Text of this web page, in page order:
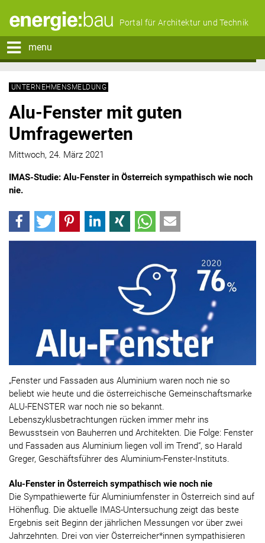
Portal für Architektur und Technik
menu
UNTERNEHMENSMELDUNG
Alu-Fenster mit guten
Umfragewerten
Mittwoch, 24. März 2021
IMAS-Studie: Alu-Fenster in Österreich sympathisch wie noch
nie.
„Fenster und Fassaden aus Aluminium waren noch nie so
beliebt wie heute und die österreichische Gemeinschaftsmarke
ALU-FENSTER war noch nie so bekannt.
Lebenszyklusbetrachtungen rücken immer mehr ins
Bewusstsein von Bauherren und Architekten. Die Folge: Fenster
und Fassaden aus Aluminium liegen voll im Trend“, so Harald
Greger, Geschäftsführer des Aluminium-Fenster-Instituts.
Alu-Fenster in Österreich sympathisch wie noch nie
Die Sympathiewerte für Aluminiumfenster in Österreich sind auf
Höhenflug. Die aktuelle IMAS-Untersuchung zeigt das beste
Ergebnis seit Beginn der jährlichen Messungen vor über zwei
Jahrzehnten. Drei von vier Österreicher*innen sympathisieren